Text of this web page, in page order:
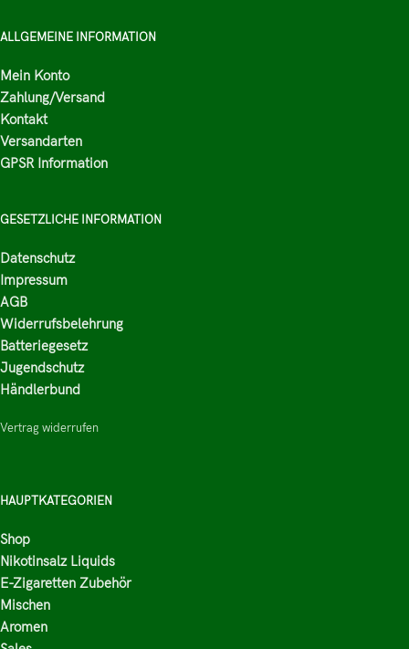
ALLGEMEINE INFORMATION
Mein Konto
Zahlung/Versand
Kontakt
Versandarten
GPSR Information
GESETZLICHE INFORMATION
Datenschutz
Impressum
AGB
Widerrufsbelehrung
Batteriegesetz
Jugendschutz
Händlerbund
Vertrag widerrufen
HAUPTKATEGORIEN
Shop
Nikotinsalz Liquids
E-Zigaretten Zubehör
Mischen
Aromen